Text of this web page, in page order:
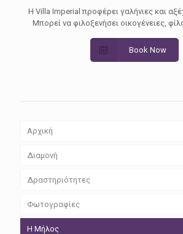
Η Villa Imperial προφέρει γαλήνιες και
Μπορεί να φιλοξενήσει οικογένειες,
Book Now
Αρχική
Διαμονή
Δραστηριότητες
Φωτογραφίες
Η Μήλος